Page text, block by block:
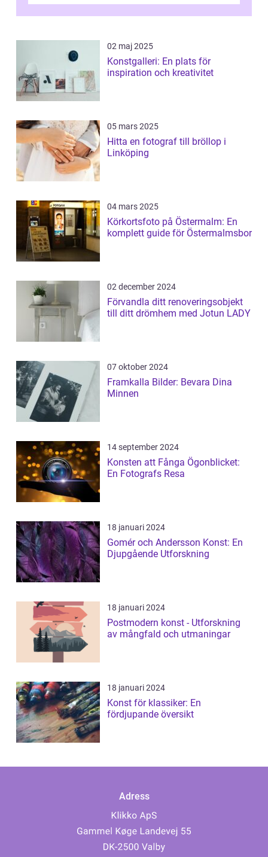
ri...
02 maj 2025
Konstgalleri: En plats för
inspiration och kreativitet
05 mars 2025
Hitta en fotograf till bröllop i
Linköping
04 mars 2025
Körkortsfoto på Östermalm: En
komplett guide för Östermalmsbor
02 december 2024
Förvandla ditt renoveringsobjekt
till ditt drömhem med Jotun LADY
07 oktober 2024
Framkalla Bilder: Bevara Dina
Minnen
14 september 2024
Konsten att Fånga Ögonblicket:
En Fotografs Resa
18 januari 2024
Gomér och Andersson Konst: En
Djupgående Utforskning
18 januari 2024
Postmodern konst - Utforskning
av mångfald och utmaningar
18 januari 2024
Konst för klassiker: En
fördjupande översikt
Adress